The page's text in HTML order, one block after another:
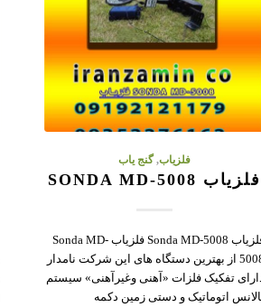
فلزیاب,گنج یاب
فلزیاب SONDA MD-5008
فلزیاب Sonda MD-5008 فلزیاب Sonda MD-
5008 از بهترین دستگاه های این شرکت نامدار
تفکیک فلزات «آهنی وغیرآهنی» سیستم
اتوماتیک و دستی زمین دکمه